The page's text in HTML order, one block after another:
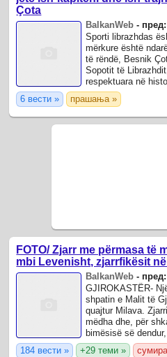
Çota
BalkanWeb -
Sporti librazhdas
mërkure është
të rëndë, Besnik
Sopotit të
respektuara në
6 вести »
прашања »
FOTO/ Zjarr me përmasa të
mbi Levenisht, zjarrfikësit
BalkanWeb -
GJIROKASTËR-
shpatin e Malit të
quajtur Milava.
mëdha dhe, për
bimësisë së
tij në sipërfaqe të
184 вести » +29 теми »